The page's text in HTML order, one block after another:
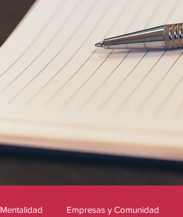
Mentalidad Empresas y Comunidad